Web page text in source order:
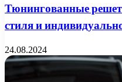
Тюнингованные
стиля и
24.08.2024